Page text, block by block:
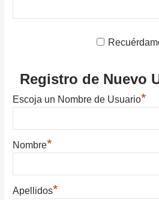
Registro de Nuevo
Escoja un Nombre de Usuario*
Nombre*
Apellidos*